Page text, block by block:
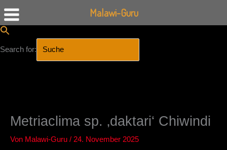
Search for:
Metriaclima sp. ‚daktari‘ Chiwindi
Von Malawi-Guru / 24. November 2025
Malawi-Guru